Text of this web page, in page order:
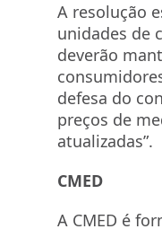
A resolução
unidades de
deverão
defesa do
preços de
atualizadas”.
CMED
A CMED é